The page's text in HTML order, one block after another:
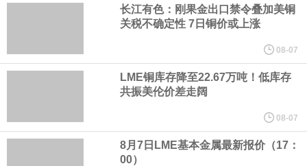
他与赫格塞思就弹药短缺问题发生冲突的报道是“完全没有根据的谣
纽约期银突破64美元/盎司，日内涨3.91%。
据报道，威刚近日在法说会上表示，在需求增加、价格走高及货源
稳定的三大有利因素带动下，预期第3季度营运将优于第2季度，并
长江有色：刚果金出口禁令叠加美铜
关税不确定性 7日铜价或上涨
08-07
LME铜库存降至22.67万吨！低库存
共振美伦价差走阔
08-07
8月7日LME基本金属最新报价（17：
00）